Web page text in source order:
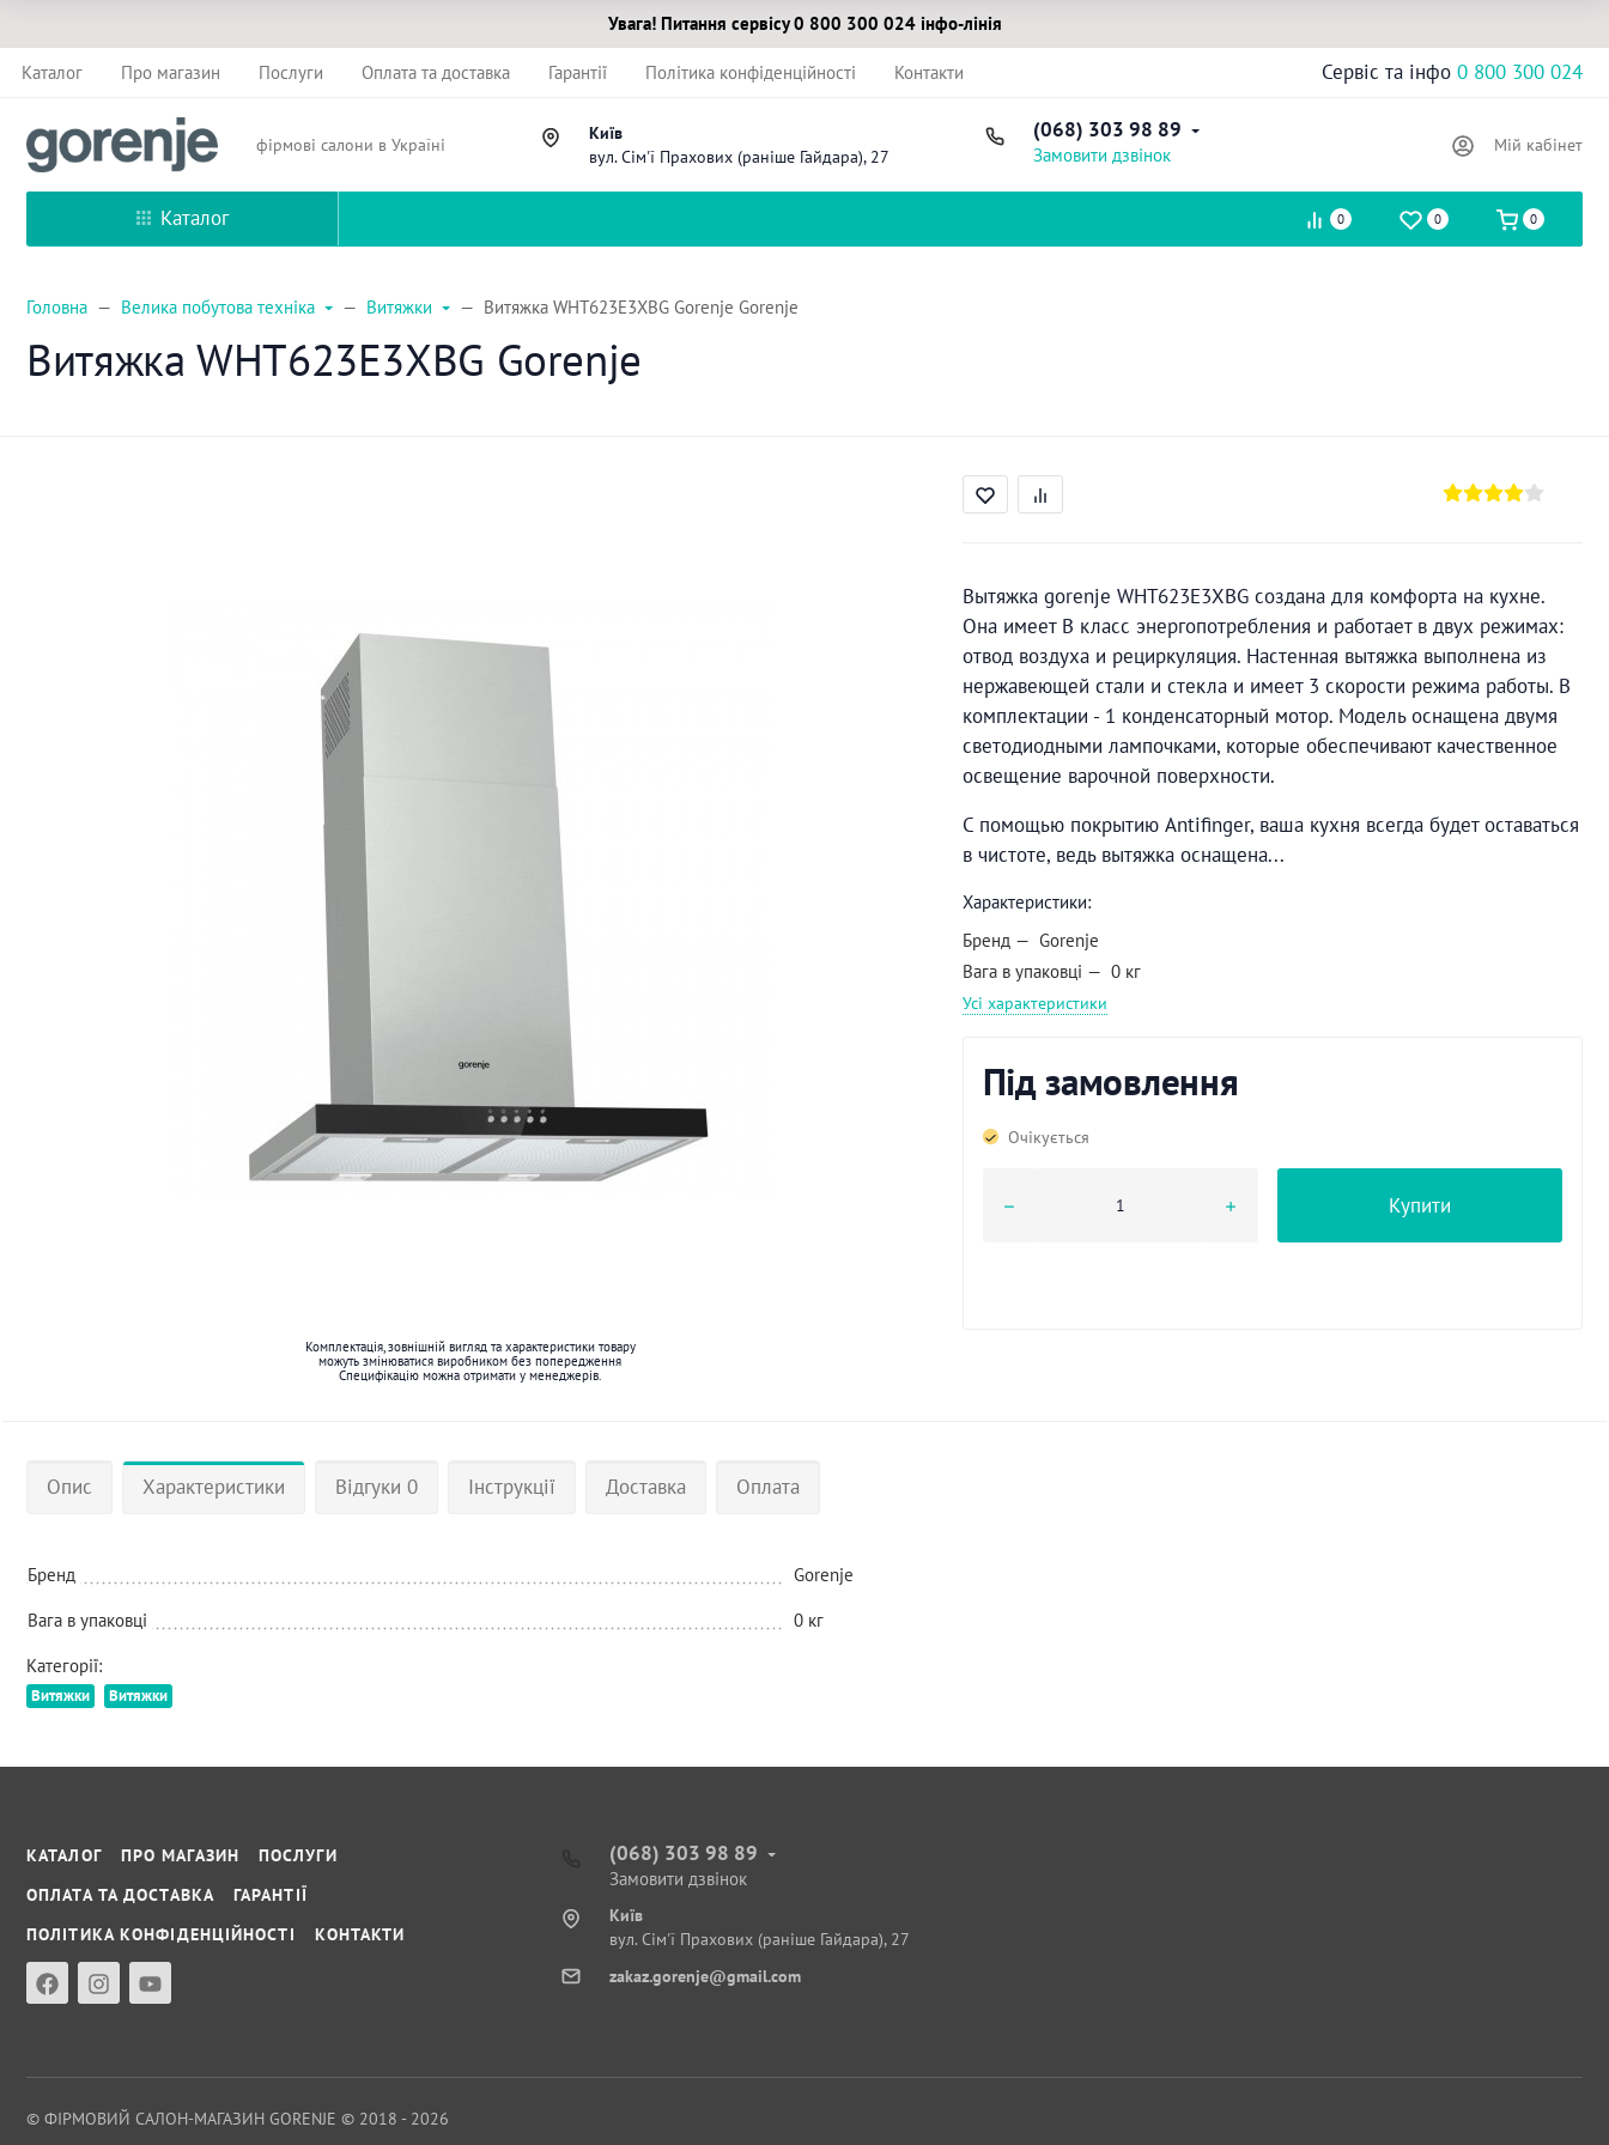
Увага! Питання сервісу 0 800 300 024 інфо-лінія
Каталог Про магазин Послуги Оплата та доставка Гарантії Політика конфіденційності Контакти Сервіс та інфо 0 800 300 024
фірмові салони в Україні
Київ
вул. Сім'ї Прахових (раніше Гайдара), 27
(068) 303 98 89
Замовити дзвінок Мій кабінет
Каталог 0 0 0
Головна Велика побутова техніка Витяжки Витяжка WHT623E3XBG Gorenje Gorenje
Витяжка WHT623E3XBG Gorenje
Комплектація, зовнішній вигляд та характеристики товару
можуть змінюватися виробником без попередження
Специфікацію можна отримати у менеджерів.
Вытяжка gorenje WHT623E3XBG создана для комфорта на кухне.
Она имеет B класс энергопотребления и работает в двух режимах:
отвод воздуха и рециркуляция. Настенная вытяжка выполнена из
нержавеющей стали и стекла и имеет 3 скорости режима работы. В
комплектации - 1 конденсаторный мотор. Модель оснащена двумя
светодиодными лампочками, которые обеспечивают качественное
освещение варочной поверхности.
С помощью покрытию Antifinger, ваша кухня всегда будет оставаться
в чистоте, ведь вытяжка оснащена...
Характеристики:
Бренд
Gorenje
Вага в упаковці
0 кг
Усі характеристики
Під замовлення
Очікується
Купити
Опис Характеристики Відгуки 0 Інструкції Доставка Оплата
Бренд
Gorenje
Вага в упаковці
0 кг
Категорії:
Витяжки Витяжки
КАТАЛОГ ПРО МАГАЗИН
ПОСЛУГИ
ОПЛАТА ТА ДОСТАВКА
ГАРАНТІЇ
ПОЛІТИКА КОНФІДЕНЦІЙНОСТІ
КОНТАКТИ
(068) 303 98 89
Замовити дзвінок
Київ
вул. Сім'ї Прахових (раніше Гайдара), 27
zakaz.gorenje@gmail.com
© ФІРМОВИЙ САЛОН-МАГАЗИН GORENJE © 2018 - 2026